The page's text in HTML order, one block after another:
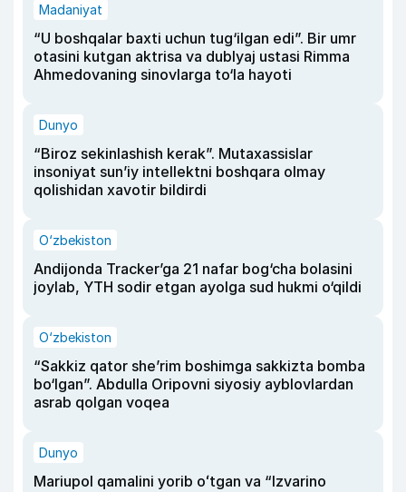
Madaniyat
“U boshqalar baxti uchun tug‘ilgan edi”. Bir umr
otasini kutgan aktrisa va dublyaj ustasi Rimma
Ahmedovaning sinovlarga to‘la hayoti
Dunyo
“Biroz sekinlashish kerak”. Mutaxassislar
insoniyat sun’iy intellektni boshqara olmay
qolishidan xavotir bildirdi
O‘zbekiston
Andijonda Tracker’ga 21 nafar bog‘cha bolasini
joylab, YTH sodir etgan ayolga sud hukmi o‘qildi
O‘zbekiston
“Sakkiz qator she’rim boshimga sakkizta bomba
bo‘lgan”. Abdulla Oripovni siyosiy ayblovlardan
asrab qolgan voqea
Dunyo
Mariupol qamalini yorib oʻtgan va “Izvarino